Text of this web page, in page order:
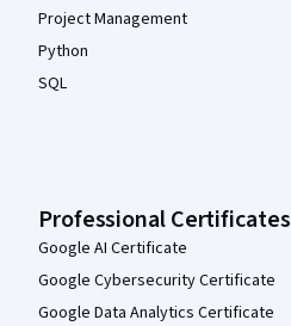
Project Management
Python
SQL
Professional Certificates
Google AI Certificate
Google Cybersecurity Certificate
Google Data Analytics Certificate